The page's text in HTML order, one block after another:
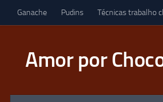
Skip to content
Ganache Pudins Técnicas trabalho
Amor por